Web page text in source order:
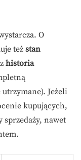
O
też stan
historia
Jeżeli
kupujących,
sprzedaży, nawet